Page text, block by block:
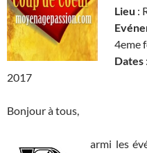
Lieu :
4eme
Dates
2017
Bonjour à tous,
armi les